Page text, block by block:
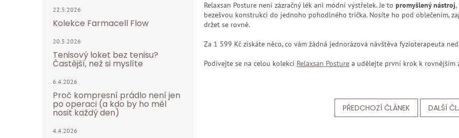
22.5.2026
Kolekce Farmacell Flow
20.5.2026
Tenisový loket bez tenisu?
Častější, než si myslíte
6.4.2026
Proč kompresní prádlo není jen
po operaci (a kdo by ho měl
nosit každý den)
4.4.2026
Relaxsan Posture není zázračný lék ani módní výstřelek. Je to promyšlený nástroj,
bezešvou konstrukci do jednoho pohodlného trička. Nosíte ho pod oblečením,
držet se rovně.
Za 1 599 Kč získáte něco, co vám žádná jednorázová návštěva fyzioterapeuta
Podívejte se na celou kolekci Relaxsan Posture a udělejte první krok k rovnějším
PŘEDCHOZÍ ČLÁNEK DALŠÍ